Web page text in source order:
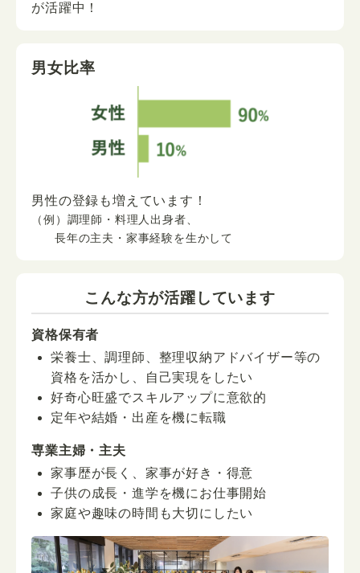
が活躍中！
男女比率
男性の登録も増えています！
（例）調理師・料理人出身者、
長年の主夫・家事経験を生かして
こんな方が活躍しています
資格保有者
栄養士、調理師、整理収納アドバイザー等の
資格を活かし、自己実現をしたい
好奇心旺盛でスキルアップに意欲的
定年や結婚・出産を機に転職
専業主婦・主夫
家事歴が長く、家事が好き・得意
子供の成長・進学を機にお仕事開始
家庭や趣味の時間も大切にしたい